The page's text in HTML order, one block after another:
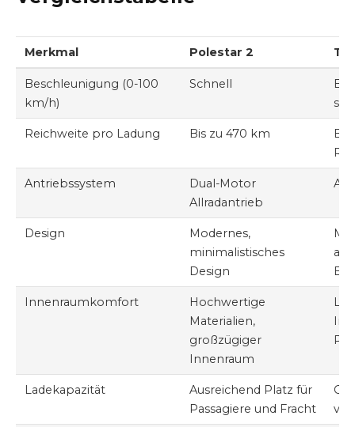
Merkmal Polestar 2
Beschleunigung (0-100
km/h)
Schnell
Reichweite pro Ladung Bis zu 470 km
Antriebssystem
Dual-Motor
Allradantrieb
Design
Modernes,
minimalistisches
Design
Innenraumkomfort
Hochwertige
Materialien,
großzügiger
Innenraum
Ladekapazität
Ausreichend Platz für
Passagiere und Fracht